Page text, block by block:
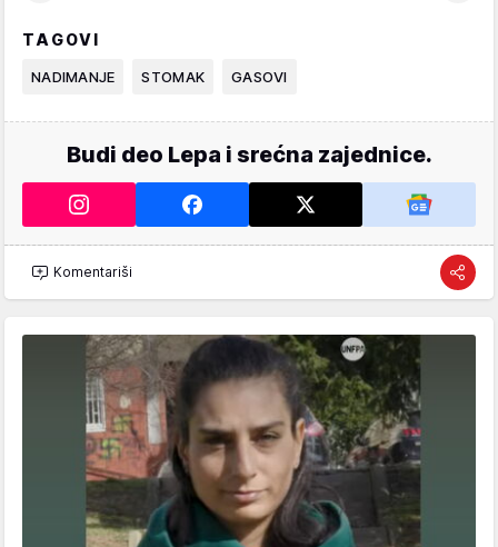
TAGOVI
NADIMANJE STOMAK GASOVI
Budi deo Lepa i srećna zajednice.
Komentariši